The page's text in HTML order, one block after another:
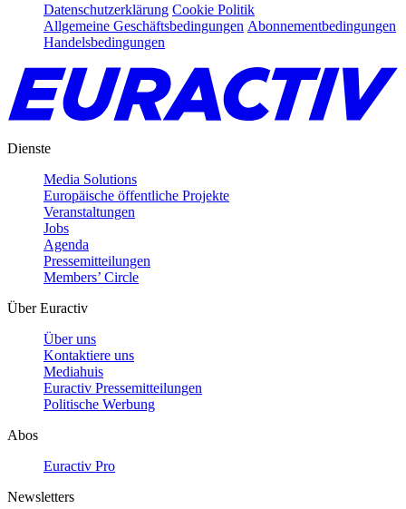
Datenschutzerklärung Cookie Politik
Allgemeine Geschäftsbedingungen Abonnementbedingungen
Handelsbedingungen
Dienste
Media Solutions
Europäische öffentliche Projekte
Veranstaltungen
Jobs
Agenda
Pressemitteilungen
Members’ Circle
Über Euractiv
Über uns
Kontaktiere uns
Mediahuis
Euractiv Pressemitteilungen
Politische Werbung
Abos
Euractiv Pro
Newsletters